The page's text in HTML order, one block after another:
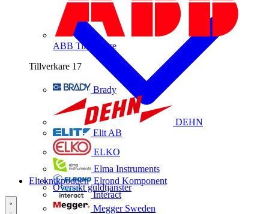
ABB Tillverkare
Tillverkare 17
Brady
DEHN
Elit AB
ELKO
Elma Instruments
Elrond Komponent
Interact
Megger Sweden
Översikt guldtjänster
Elteknikpodden